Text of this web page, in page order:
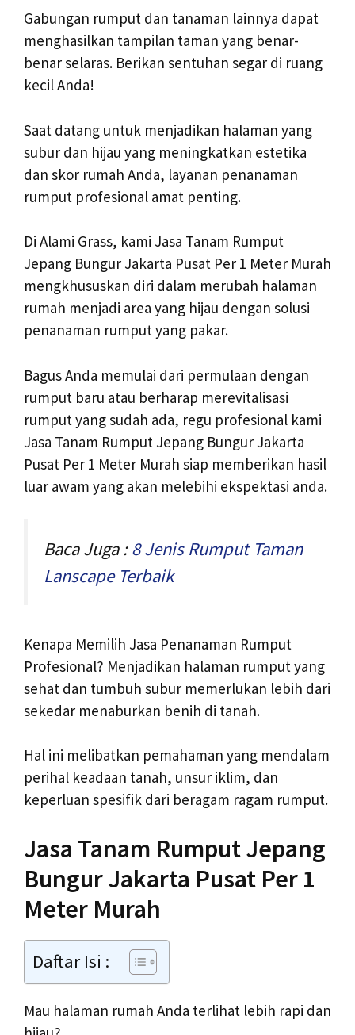
Gabungan rumput dan tanaman lainnya dapat
menghasilkan tampilan taman yang benar-
benar selaras. Berikan sentuhan segar di ruang
kecil Anda!
Saat datang untuk menjadikan halaman yang
subur dan hijau yang meningkatkan estetika
dan skor rumah Anda, layanan penanaman
rumput profesional amat penting.
Di Alami Grass, kami Jasa Tanam Rumput
Jepang Bungur Jakarta Pusat Per 1 Meter Murah
mengkhususkan diri dalam merubah halaman
rumah menjadi area yang hijau dengan solusi
penanaman rumput yang pakar.
Bagus Anda memulai dari permulaan dengan
rumput baru atau berharap merevitalisasi
rumput yang sudah ada, regu profesional kami
Jasa Tanam Rumput Jepang Bungur Jakarta
Pusat Per 1 Meter Murah siap memberikan hasil
luar awam yang akan melebihi ekspektasi anda.
Baca Juga :8 Jenis Rumput Taman
Lanscape Terbaik
Kenapa Memilih Jasa Penanaman Rumput
Profesional? Menjadikan halaman rumput yang
sehat dan tumbuh subur memerlukan lebih dari
sekedar menaburkan benih di tanah.
Hal ini melibatkan pemahaman yang mendalam
perihal keadaan tanah, unsur iklim, dan
keperluan spesifik dari beragam ragam rumput.
Jasa Tanam Rumput Jepang
Bungur Jakarta Pusat Per 1
Meter Murah
Daftar Isi :
Mau halaman rumah Anda terlihat lebih rapi dan